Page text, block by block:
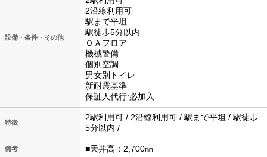
設備・条件・その他
2沿線利用可
駅まで平坦
駅徒歩5分以内
ＯＡフロア
機械警備
個別空調
男女別トイレ
新耐震基準
保証人代行:必加入
特徴
2駅利用可 / 2沿線利用可 / 駅まで平坦 / 駅徒歩
5分以内 /
備考 ■天井高：2,700㎜